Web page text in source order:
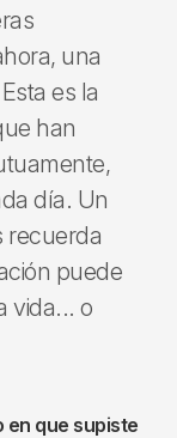
una
es la
han
día. Un
recuerda
puede
vida... o
en que supiste